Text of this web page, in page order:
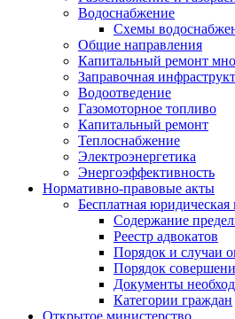
Водоснабжение
Схемы
Общие направления
Капитальный ремонт
Заправочная
Водоотведение
Газомоторное топливо
Капитальный ремонт
Теплоснабжение
Электроэнергетика
Энергоэффективность
Нормативно-правовые акты
Бесплатная
Содержание
Реестр адвокатов
Порядок и случаи
Порядок
Документы
Категории граждан
Открытое министерство